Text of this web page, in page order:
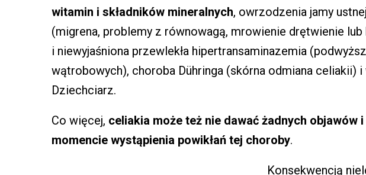
witamin i składników mineralnych, owrzodzenia jamy
(migrena, problemy z równowagą, mrowienie drętwienie
i niewyjaśniona przewlekła hipertransaminazemia
wątrobowych), choroba Dühringa (skórna odmiana celiakii)
Dziechciarz.
Co więcej, celiakia może też nie dawać żadnych objawów
momencie wystąpienia powikłań tej choroby.
Konsekwencją